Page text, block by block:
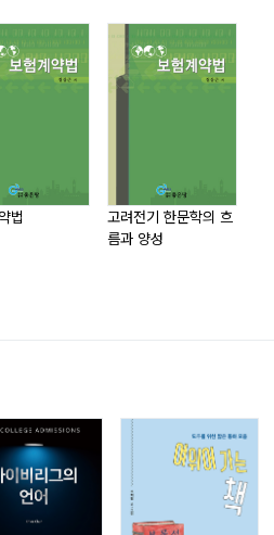
어 자신감을 얻을 수 있습니
의 계속적 용법
재완료
법
고려전기 한문학의 흐
름과 양성